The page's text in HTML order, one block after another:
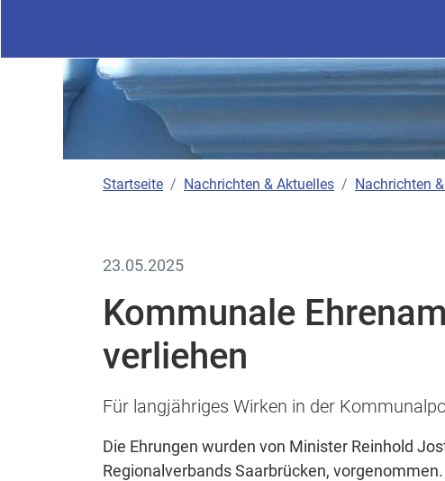
Startseite Nachrichten & Aktuelles Nachrichten
23.05.2025
Kommunale
verliehen
Für langjähriges Wirken in der
Die Ehrungen wurden von Minister Reinhold
Regionalverbands Saarbrücken,